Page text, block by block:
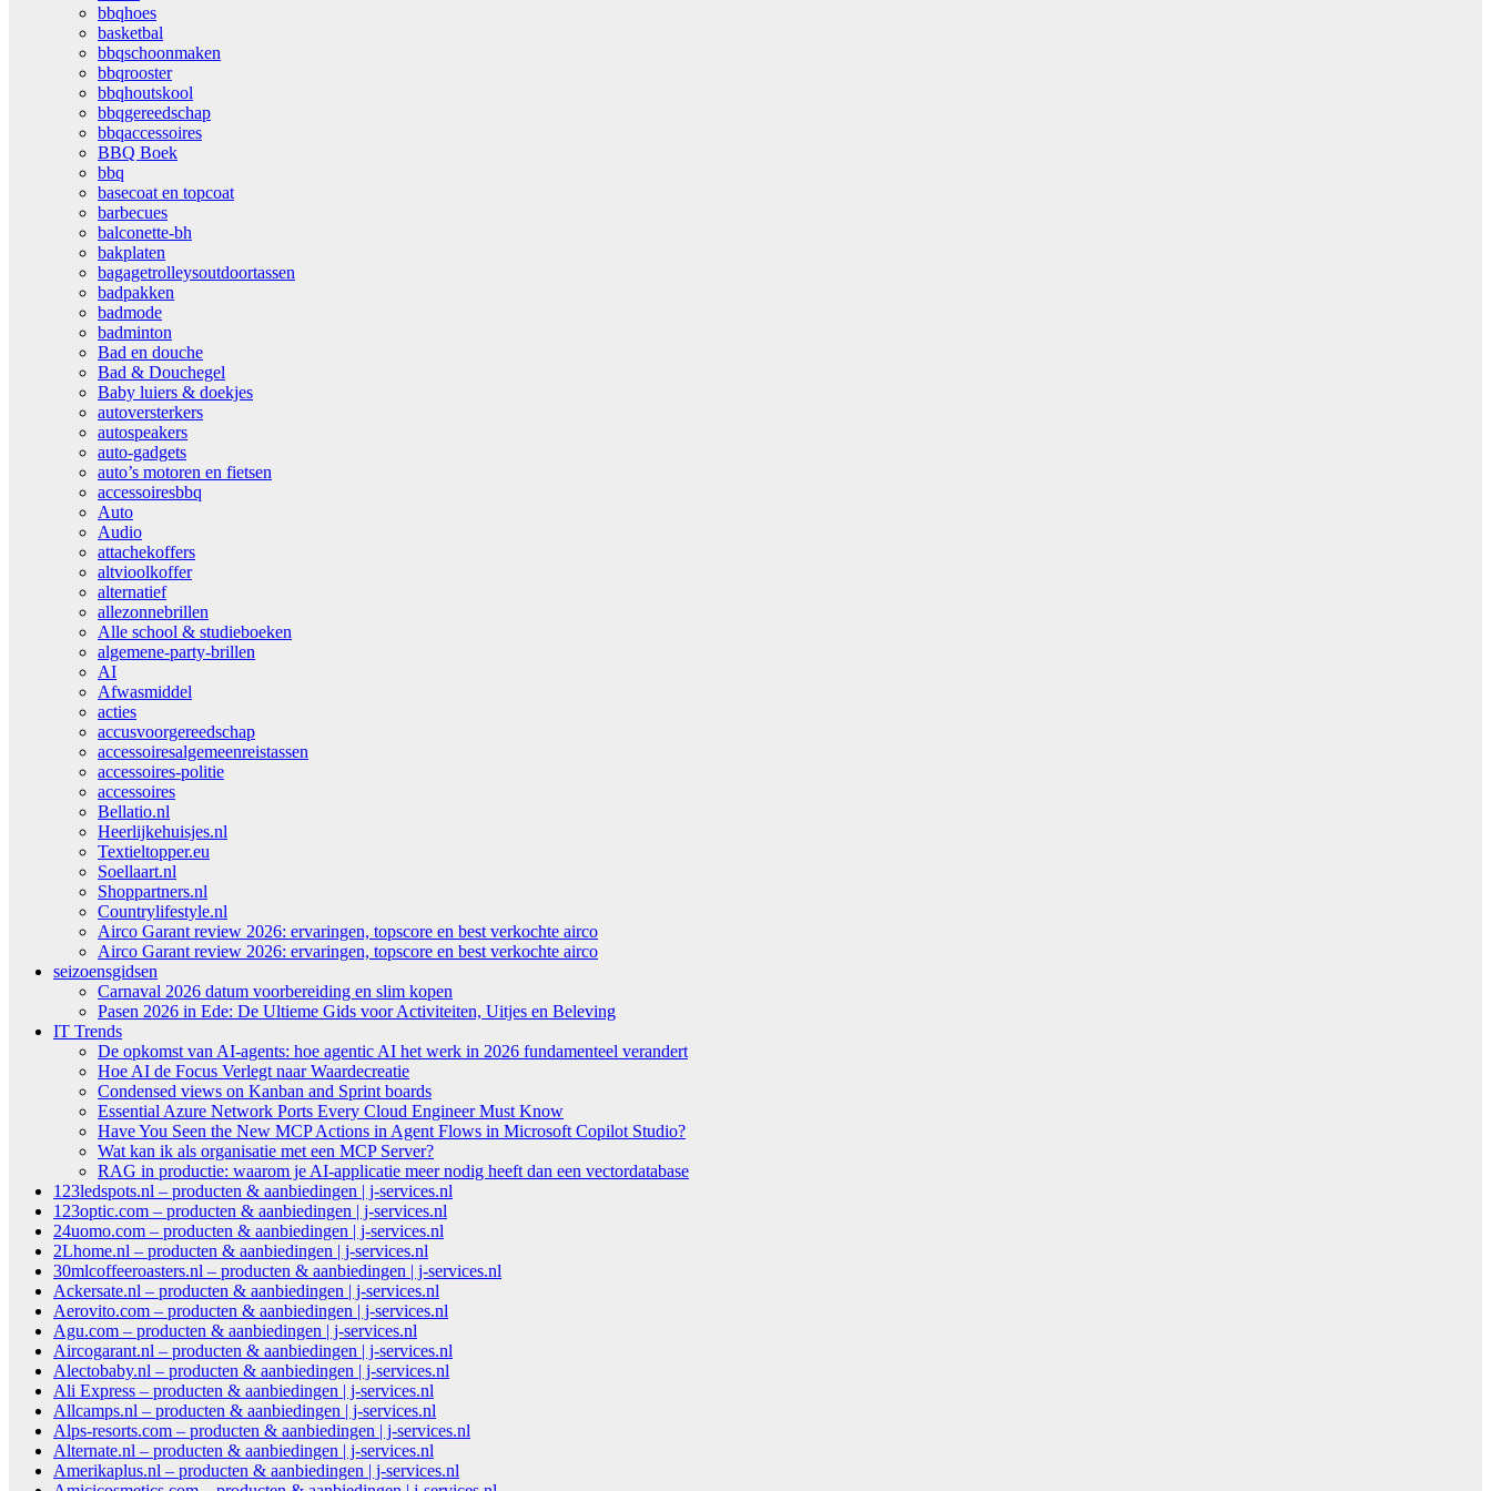
bbqhoes
basketbal
bbqschoonmaken
bbqrooster
bbqhoutskool
bbqgereedschap
bbqaccessoires
BBQ Boek
bbq
basecoat en topcoat
barbecues
balconette-bh
bakplaten
bagagetrolleysoutdoortassen
badpakken
badmode
badminton
Bad en douche
Bad & Douchegel
Baby luiers & doekjes
autoversterkers
autospeakers
auto-gadgets
auto’s motoren en fietsen
accessoiresbbq
Auto
Audio
attachekoffers
altvioolkoffer
alternatief
allezonnebrillen
Alle school & studieboeken
algemene-party-brillen
AI
Afwasmiddel
acties
accusvoorgereedschap
accessoiresalgemeenreistassen
accessoires-politie
accessoires
Bellatio.nl
Heerlijkehuisjes.nl
Textieltopper.eu
Soellaart.nl
Shoppartners.nl
Countrylifestyle.nl
Airco Garant review 2026: ervaringen, topscore en best verkochte airco
Airco Garant review 2026: ervaringen, topscore en best verkochte airco
seizoensgidsen
Carnaval 2026 datum voorbereiding en slim kopen
Pasen 2026 in Ede: De Ultieme Gids voor Activiteiten, Uitjes en Beleving
IT Trends
De opkomst van AI-agents: hoe agentic AI het werk in 2026 fundamenteel verandert
Hoe AI de Focus Verlegt naar Waardecreatie
Condensed views on Kanban and Sprint boards
Essential Azure Network Ports Every Cloud Engineer Must Know
Have You Seen the New MCP Actions in Agent Flows in Microsoft Copilot Studio?
Wat kan ik als organisatie met een MCP Server?
RAG in productie: waarom je AI-applicatie meer nodig heeft dan een vectordatabase
123ledspots.nl – producten & aanbiedingen | j-services.nl
123optic.com – producten & aanbiedingen | j-services.nl
24uomo.com – producten & aanbiedingen | j-services.nl
2Lhome.nl – producten & aanbiedingen | j-services.nl
30mlcoffeeroasters.nl – producten & aanbiedingen | j-services.nl
Ackersate.nl – producten & aanbiedingen | j-services.nl
Aerovito.com – producten & aanbiedingen | j-services.nl
Agu.com – producten & aanbiedingen | j-services.nl
Aircogarant.nl – producten & aanbiedingen | j-services.nl
Alectobaby.nl – producten & aanbiedingen | j-services.nl
Ali Express – producten & aanbiedingen | j-services.nl
Allcamps.nl – producten & aanbiedingen | j-services.nl
Alps-resorts.com – producten & aanbiedingen | j-services.nl
Alternate.nl – producten & aanbiedingen | j-services.nl
Amerikaplus.nl – producten & aanbiedingen | j-services.nl